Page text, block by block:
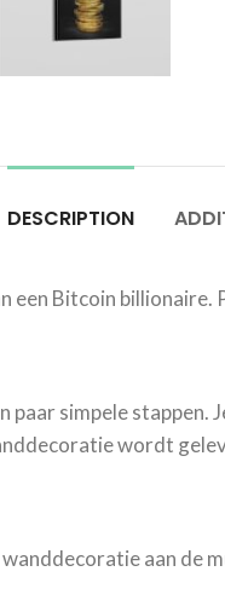
DESCRIPTION
Bitcoin billionaire.
paar simpele
wordt
aan de